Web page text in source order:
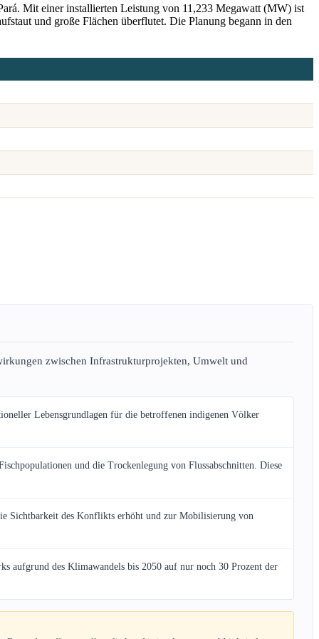
Mit einer installierten Leistung von 11,233 Megawatt (MW) ist
und große Flächen überflutet. Die Planung begann in den
zwischen Infrastrukturprojekten, Umwelt und
Lebensgrundlagen für die betroffenen indigenen Völker
und die Trockenlegung von Flussabschnitten. Diese
Sichtbarkeit des Konflikts erhöht und zur Mobilisierung von
aufgrund des Klimawandels bis 2050 auf nur noch 30 Prozent der